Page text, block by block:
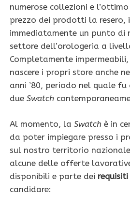
numerose collezioni e
prezzo dei prodotti la
immediatamente un punto di
settore dell’orologeria a
Completamente
nascere i propri store anche
anni ’80, periodo nel quale
due Swatch
Al momento, la Swatch è in
da poter impiegare presso i
sul nostro territorio
alcune delle offerte
disponibili e parte dei requisiti
candidare: